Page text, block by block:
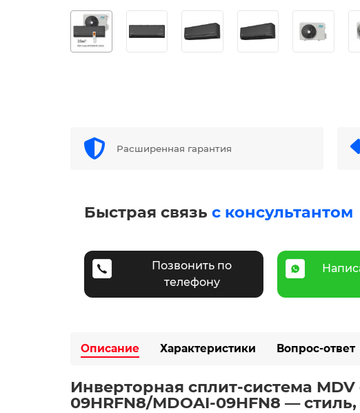
Расширенная гарантия
Быстрая связь с консультантом
Позвонить по
телефону
Описание Характеристики Вопрос-ответ
Инверторная сплит-система MDV
09HRFN8/MDOAI-09HFN8 —